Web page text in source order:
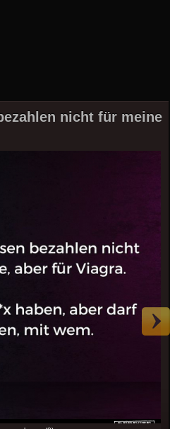
nicht für meine